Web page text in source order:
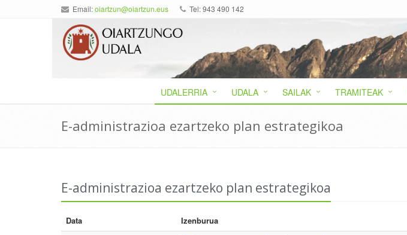
Email:oiartzun@oiartzun.eus Tel: 943 490 142
UDALERRIA UDALA SAILAK TRAMITEAK
E-administrazioa ezartzeko plan estrategikoa
E-administrazioa ezartzeko plan estrategikoa
Data Izenburua